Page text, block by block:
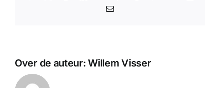
E-
Over de auteur:Willem Visser